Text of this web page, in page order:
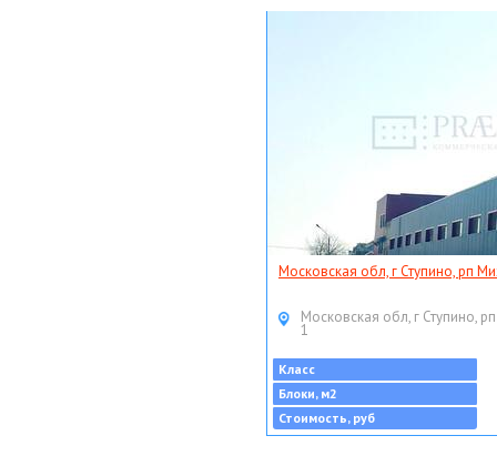
Московская обл, г Ступино, рп
Московская обл, г Ступино,
1
Класс
Блоки, м2
Стоимость, руб